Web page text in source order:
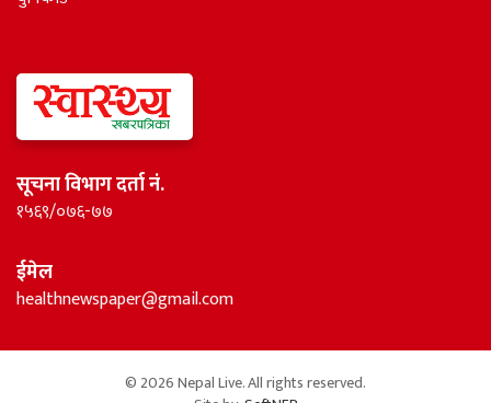
सूचना विभाग दर्ता नं.
१५६९/०७६-७७
ईमेल
healthnewspaper@gmail.com
© 2026 Nepal Live. All rights reserved.